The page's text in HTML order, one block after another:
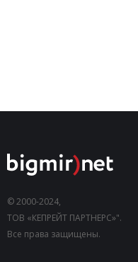
© 2000-2024,
ТОВ «КЕПРЕЙТ ПАРТНЕРС»".
Все права защищены.